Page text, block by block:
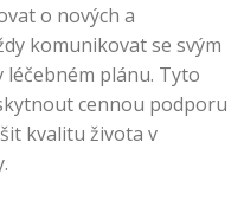
o nových a
komunikovat se svým
léčebném plánu. Tyto
cennou podporu
kvalitu života v